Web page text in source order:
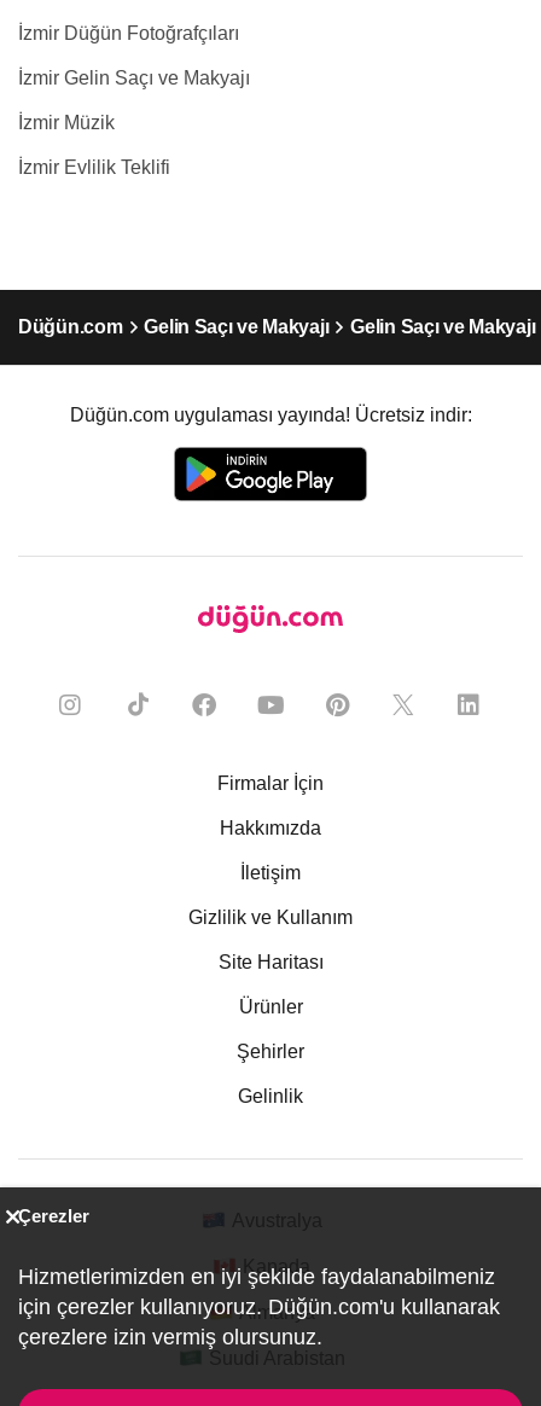
İzmir Düğün Fotoğrafçıları
İzmir Gelin Saçı ve Makyajı
İzmir Müzik
İzmir Evlilik Teklifi
Düğün.com Gelin Saçı ve Makyajı Gelin Saçı ve Makyajı
Düğün.com uygulaması yayında! Ücretsiz indir:
Firmalar İçin
Hakkımızda
İletişim
Gizlilik ve Kullanım
Site Haritası
Ürünler
Şehirler
Gelinlik
Kanada
Almanya
Çerezler
Hizmetlerimizden en iyi şekilde faydalanabilmeniz
için çerezler kullanıyoruz. Düğün.com'u kullanarak
çerezlere izin vermiş olursunuz.